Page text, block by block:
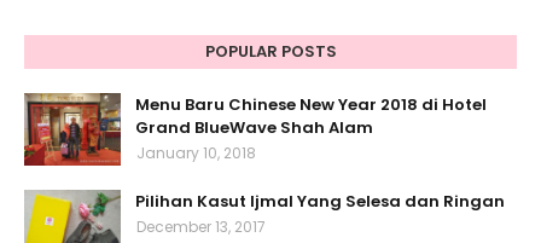
POPULAR POSTS
Menu Baru Chinese New Year 2018 di Hotel
Grand BlueWave Shah Alam
January 10, 2018
Pilihan Kasut Ijmal Yang Selesa dan Ringan
December 13, 2017